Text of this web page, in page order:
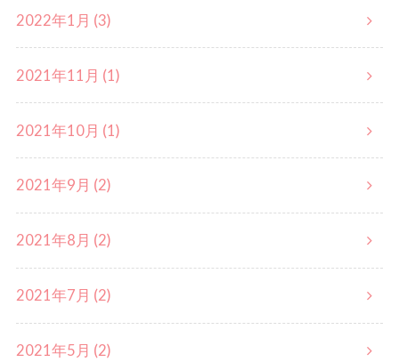
2022年1月 (3)
2021年11月 (1)
2021年10月 (1)
2021年9月 (2)
2021年8月 (2)
2021年7月 (2)
2021年5月 (2)